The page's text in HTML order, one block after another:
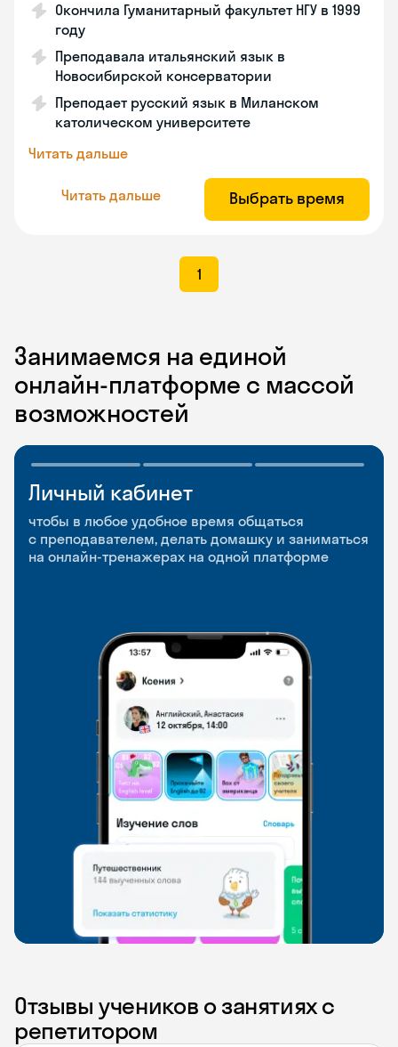
Окончила Гуманитарный факультет НГУ в 1999
году
Преподавала итальянский язык в
Новосибирской консерватории
Преподает русский язык в Миланском
католическом университете
Читать дальше
Читать дальше Выбрать время
1
Занимаемся на единой
онлайн-платформе с массой
возможностей
Личный кабинет
чтобы в любое удобное время общаться
с преподавателем, делать домашку и заниматься
на онлайн-тренажерах на одной платформе
Мобильное
приложение
чтобы заниматься и изучать новые слова где
и когда удобно
Разговорные клубы
и Talks
Групповые занятия для разговорной практики
и индивидуальные встречи с преподавателями
Отзывы учеников о занятиях с
репетитором